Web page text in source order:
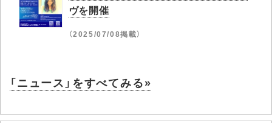
ヴを開催
（2025/07/08掲載）
「ニュース」をすべてみる»